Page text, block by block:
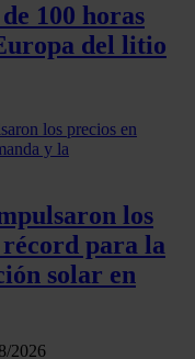
100 horas
del litio
los
para la
solar en
2026